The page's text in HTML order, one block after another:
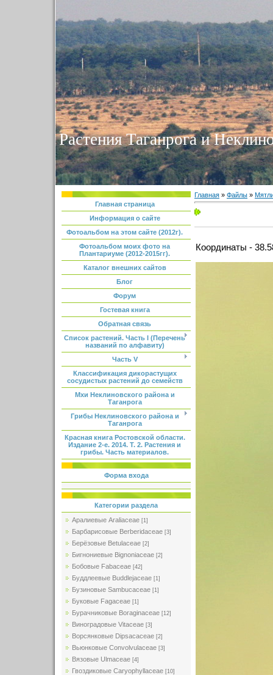
Растения Таганрога и
Главная страница
Информация о сайте
Фотоальбом на этом сайте (2012г).
Фотоальбом моих фото на
Плантариуме (2012-2015гг).
Каталог внешних сайтов
Блог
Форум
Гостевая книга
Обратная связь
Список растений. Часть I (Перечень
названий по алфавиту)
Часть V
Классификация дикорастущих
сосудистых растений до семейств
Мхи Неклиновского района и
Таганрога
Грибы Неклиновского района и
Таганрога
Красная книга Ростовской области.
Издание 2-е. 2014. Т. 2. Растения и
грибы. Часть материалов.
Форма входа
Категории раздела
Аралиевые Araliaceae [1]
Барбарисовые Berberidaceae [3]
Берёзовые Betulaceae [2]
Бигнониевые Bignoniaceae [2]
Бобовые Fabaceae [42]
Буддлеевые Buddlejaceae [1]
Бузиновые Sambucaceae [1]
Буковые Fagaceae [1]
Бурачниковые Boraginaceae [12]
Виноградовые Vitaceae [3]
Ворсянковые Dipsacaceae [2]
Вьюнковые Convolvulaceae [3]
Вязовые Ulmaceae [4]
Гвоздиковые Caryophyllaceae [10]
Главная » Файлы »
Координаты -